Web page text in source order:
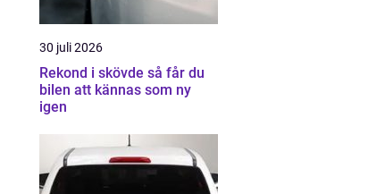
30 juli 2026
Rekond i skövde så får du
bilen att kännas som ny
igen